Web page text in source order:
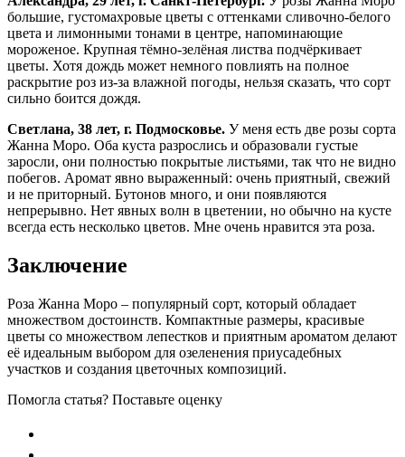
большие, густомахровые цветы с оттенками сливочно-белого
цвета и лимонными тонами в центре, напоминающие
мороженое. Крупная тёмно-зелёная листва подчёркивает
цветы. Хотя дождь может немного повлиять на полное
раскрытие роз из-за влажной погоды, нельзя сказать, что сорт
сильно боится дождя.
Светлана, 38 лет, г. Подмосковье. У меня есть две розы сорта
Жанна Моро. Оба куста разрослись и образовали густые
заросли, они полностью покрытые листьями, так что не видно
побегов. Аромат явно выраженный: очень приятный, свежий
и не приторный. Бутонов много, и они появляются
непрерывно. Нет явных волн в цветении, но обычно на кусте
всегда есть несколько цветов. Мне очень нравится эта роза.
Заключение
Роза Жанна Моро – популярный сорт, который обладает
множеством достоинств. Компактные размеры, красивые
цветы со множеством лепестков и приятным ароматом делают
её идеальным выбором для озеленения приусадебных
участков и создания цветочных композиций.
Помогла статья? Поставьте оценку